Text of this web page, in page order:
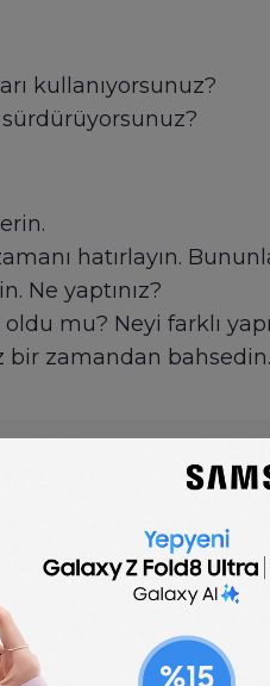
kullanıyorsunuz?
hatırlayın.
Ne yaptınız?
mu? Neyi farklı
bir zamandan bahsedin.
Questions
in designing an
you are looking for in